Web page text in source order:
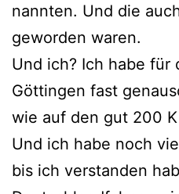
nannten. Und die
geworden waren.
Und ich? Ich habe für
Göttingen fast
wie auf den gut 200
Und ich habe noch
bis ich verstanden